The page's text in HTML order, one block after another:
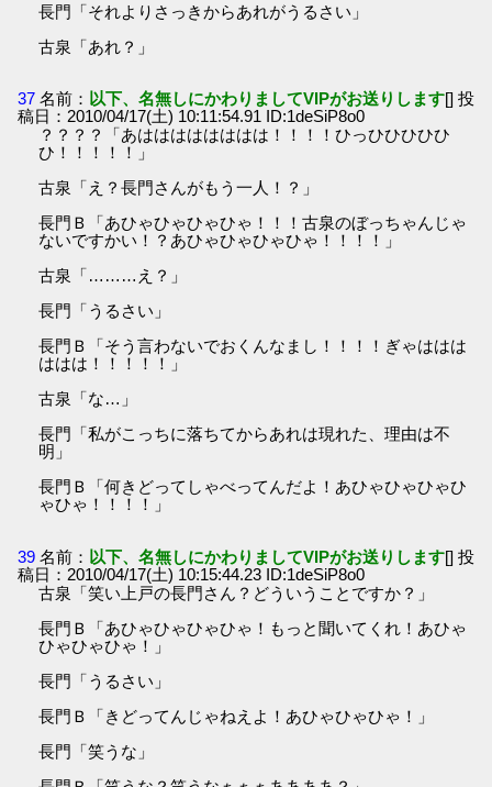
長門「それよりさっきからあれがうるさい」
古泉「あれ？」
37 名前： 以下、名無しにかわりましてVIPがお送りします[] 投
稿日：2010/04/17(土) 10:11:54.91 ID:1deSiP8o0
？？？？「あはははははははは！！！！ひっひひひひひ
ひ！！！！！」
古泉「え？長門さんがもう一人！？」
長門Ｂ「あひゃひゃひゃひゃ！！！古泉のぼっちゃんじゃ
ないですかい！？あひゃひゃひゃひゃ！！！！」
古泉「………え？」
長門「うるさい」
長門Ｂ「そう言わないでおくんなまし！！！！ぎゃははは
ははは！！！！！」
古泉「な…」
長門「私がこっちに落ちてからあれは現れた、理由は不
明」
長門Ｂ「何きどってしゃべってんだよ！あひゃひゃひゃひ
ゃひゃ！！！！」
39 名前： 以下、名無しにかわりましてVIPがお送りします[] 投
稿日：2010/04/17(土) 10:15:44.23 ID:1deSiP8o0
古泉「笑い上戸の長門さん？どういうことですか？」
長門Ｂ「あひゃひゃひゃひゃ！もっと聞いてくれ！あひゃ
ひゃひゃひゃ！」
長門「うるさい」
長門Ｂ「きどってんじゃねえよ！あひゃひゃひゃ！」
長門「笑うな」